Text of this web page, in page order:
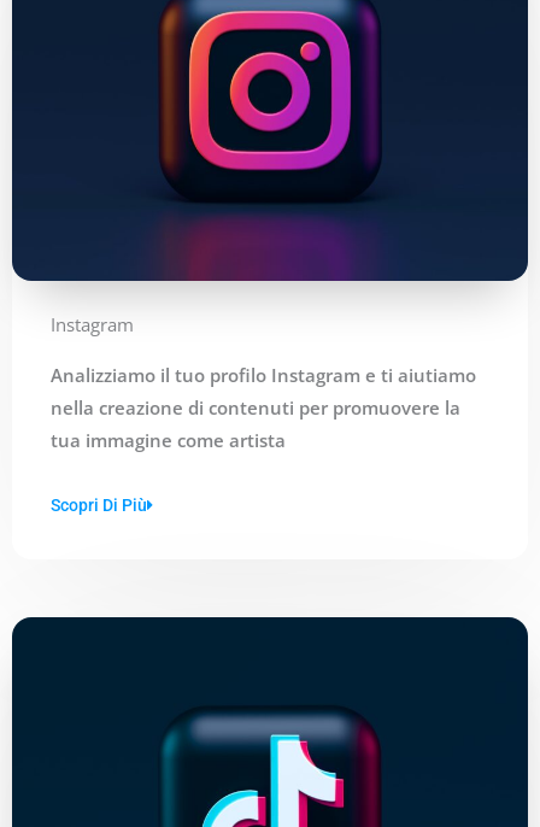
Instagram
Analizziamo il tuo profilo Instagram e ti aiutiamo
nella creazione di contenuti per promuovere la
tua immagine come artista
Scopri Di Più